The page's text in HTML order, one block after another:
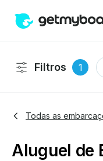
Filtros 1
Todas as
Aluguel de